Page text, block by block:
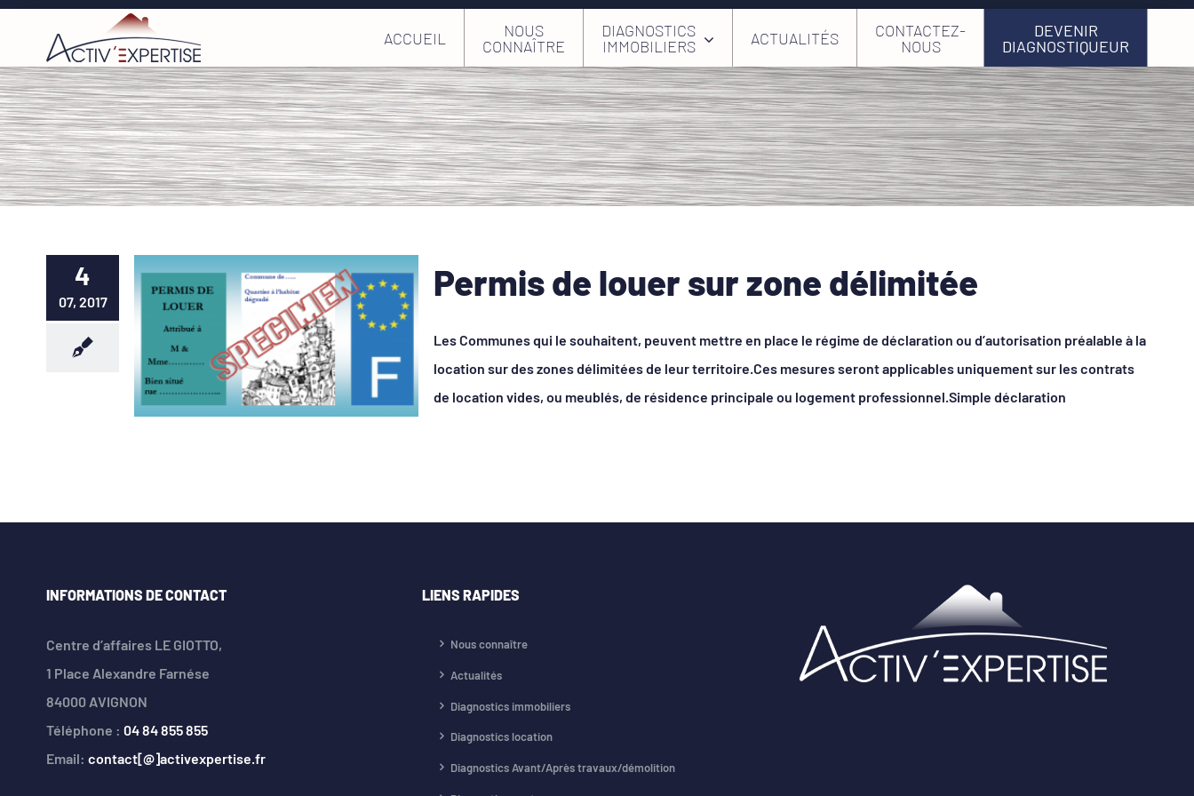
Passer
contenu
ACCUEIL
NOUS
CONNAÎTRE
DIAGNOSTICS
IMMOBILIERS
ACTUALITÉS
CONTACTEZ-
NOUS
DEVENIR
DIAGNOSTIQUEUR
4
07, 2017 Permis de louer sur zone délimitée
Les Communes qui le souhaitent, peuvent mettre en place le régime de déclaration ou d’autorisation préalable à la
location sur des zones délimitées de leur territoire.Ces mesures seront applicables uniquement sur les contrats
de location vides, ou meublés, de résidence principale ou logement professionnel.Simple déclaration
INFORMATIONS DE CONTACT
Centre d’affaires LE GIOTTO,
1 Place Alexandre Farnése
84000 AVIGNON
Téléphone : 04 84 855 855
Email: contact[@]activexpertise.fr
LIENS RAPIDES
Nous connaître
Actualités
Diagnostics immobiliers
Diagnostics location
Diagnostics Avant/Après travaux/démolition